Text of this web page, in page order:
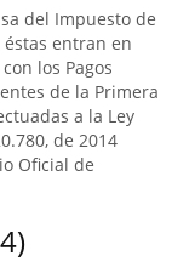
del Impuesto de
entran en
los Pagos
de la Primera
a la Ley
de 2014
Oficial de